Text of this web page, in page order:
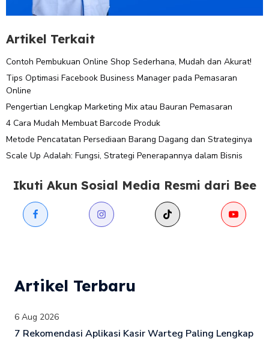
Artikel Terkait
Contoh Pembukuan Online Shop Sederhana, Mudah dan Akurat!
Tips Optimasi Facebook Business Manager pada Pemasaran
Online
Pengertian Lengkap Marketing Mix atau Bauran Pemasaran
4 Cara Mudah Membuat Barcode Produk
Metode Pencatatan Persediaan Barang Dagang dan Strateginya
Scale Up Adalah: Fungsi, Strategi Penerapannya dalam Bisnis
Ikuti Akun Sosial Media Resmi dari Bee
Artikel Terbaru
6 Aug 2026
7 Rekomendasi Aplikasi Kasir Warteg Paling Lengkap